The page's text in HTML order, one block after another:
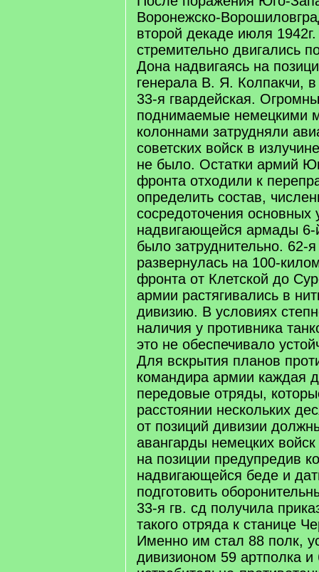
Воронежско-
второй декаде июля
стремительно двигались
Дона надвигаясь на
генерала В. Я. Колпакчи,
33-я гвардейская.
поднимаемые немецкими
колоннами затрудняли
советских войск в
не было. Остатки армий
фронта отходили к
определить состав,
сосредоточения основных
надвигающейся армады
было затруднительно. 62-
развернулась на 100-
фронта от Клетской до
армии растягивались в
дивизию. В условиях
наличия у противника
это не обеспечивало
Для вскрытия планов
командира армии каждая
передовые отряды,
расстоянии нескольких
от позиций дивизии
авангарды немецких
на позиции предупредив
надвигающейся беде и
подготовить
33-я гв. сд получила
такого отряда к станице
Именно им стал 88 полк,
дивизионом 59 артполка и